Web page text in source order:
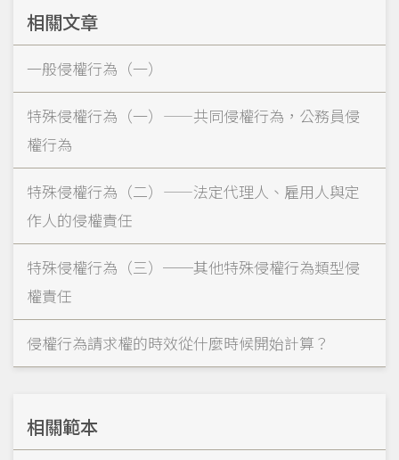
相關文章
一般侵權行為（一）
特殊侵權行為（一）——共同侵權行為，公務員侵
權行為
特殊侵權行為（二）——法定代理人、雇用人與定
作人的侵權責任
特殊侵權行為（三）──其他特殊侵權行為類型侵
權責任
侵權行為請求權的時效從什麼時候開始計算？
相關範本